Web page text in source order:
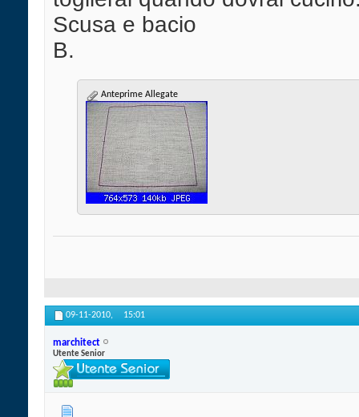
Scusa e bacio
B.
Anteprime Allegate
09-11-2010, 15:01
marchitect
Utente Senior